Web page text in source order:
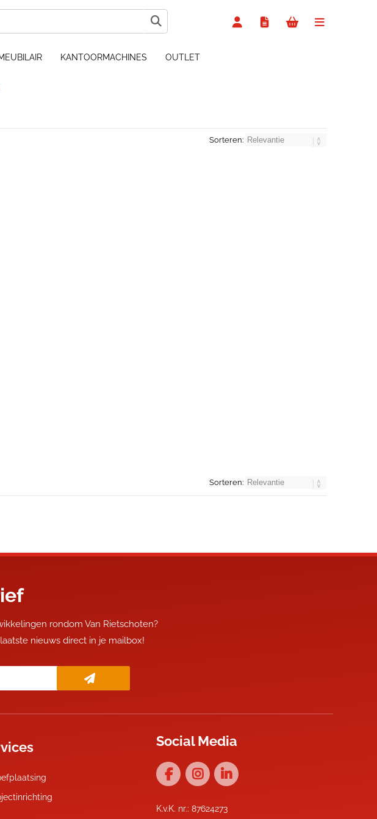
KANTOORMACHINES OUTLET
Sorteren:
Sorteren:
rondom Van Rietschoten?
nieuws direct in je mailbox!
Social Media
K.v.K. nr.: 87624273